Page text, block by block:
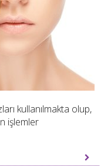
kullanılmakta olup,
işlemler